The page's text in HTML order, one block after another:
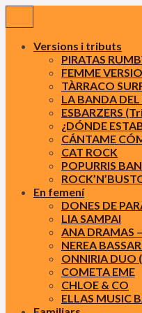
Vés
contingut
Versions i tributs
PIRATAS
FEMME
TÀRRACO
LA BANDA
ESBARZERS
¿DÓNDE
CÁNTAME
CAT ROCK
POPURRIS
En femení
DONES DE
LIA SAMPAI
ANA DRAMAS
NEREA
ONNIRIA DUO
COMETA EME
CHLOE & CO
ELLAS MUSIC